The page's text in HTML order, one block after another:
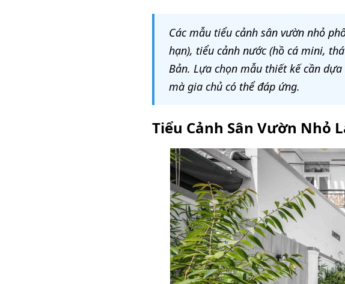
Các mẫu tiểu cảnh sân vườn nhỏ
hạn), tiểu cảnh nước (hồ cá mini,
Bản. Lựa chọn mẫu thiết kế cần
mà gia chủ có thể đáp ứng.
Tiểu Cảnh Sân Vườn Nhỏ